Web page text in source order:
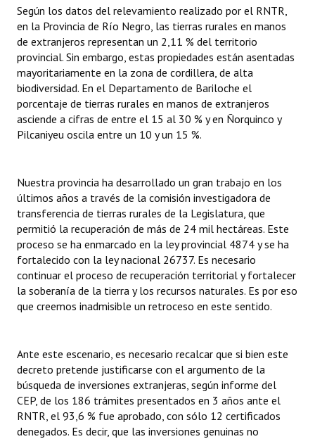
Según los datos del relevamiento realizado por el RNTR,
en la Provincia de Río Negro, las tierras rurales en manos
de extranjeros representan un 2,11 % del territorio
provincial. Sin embargo, estas propiedades están asentadas
mayoritariamente en la zona de cordillera, de alta
biodiversidad. En el Departamento de Bariloche el
porcentaje de tierras rurales en manos de extranjeros
asciende a cifras de entre el 15 al 30 % y en Ñorquinco y
Pilcaniyeu oscila entre un 10 y un 15 %.
Nuestra provincia ha desarrollado un gran trabajo en los
últimos años a través de la comisión investigadora de
transferencia de tierras rurales de la Legislatura, que
permitió la recuperación de más de 24 mil hectáreas. Este
proceso se ha enmarcado en la ley provincial 4874 y se ha
fortalecido con la ley nacional 26737. Es necesario
continuar el proceso de recuperación territorial y fortalecer
la soberanía de la tierra y los recursos naturales. Es por eso
que creemos inadmisible un retroceso en este sentido.
Ante este escenario, es necesario recalcar que si bien este
decreto pretende justificarse con el argumento de la
búsqueda de inversiones extranjeras, según informe del
CEP, de los 186 trámites presentados en 3 años ante el
RNTR, el 93,6 % fue aprobado, con sólo 12 certificados
denegados. Es decir, que las inversiones genuinas no